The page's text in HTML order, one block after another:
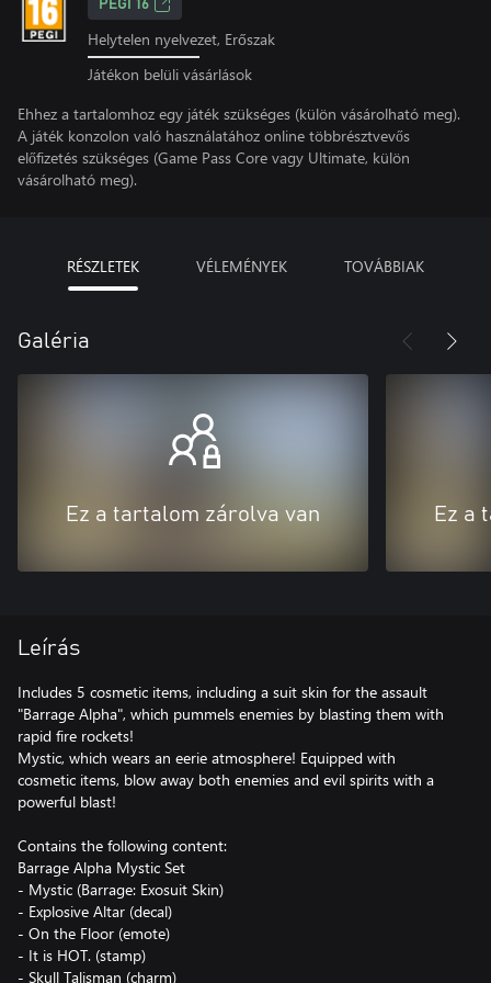
PEGI 16
Helytelen nyelvezet, Erőszak
Játékon belüli vásárlások
Ehhez a tartalomhoz egy játék szükséges (külön vásárolható meg).
A játék konzolon való használatához online többrésztvevős
előfizetés szükséges (Game Pass Core vagy Ultimate, külön
vásárolható meg).
RÉSZLETEK VÉLEMÉNYEK TOVÁBBIAK
Galéria
Ez a tartalom zárolva van Ez a
Leírás
Includes 5 cosmetic items, including a suit skin for the assault
"Barrage Alpha", which pummels enemies by blasting them with
rapid fire rockets!
Mystic, which wears an eerie atmosphere! Equipped with
cosmetic items, blow away both enemies and evil spirits with a
powerful blast!
Contains the following content:
Barrage Alpha Mystic Set
- Mystic (Barrage: Exosuit Skin)
- Explosive Altar (decal)
- On the Floor (emote)
- It is HOT. (stamp)
- Skull Talisman (charm)